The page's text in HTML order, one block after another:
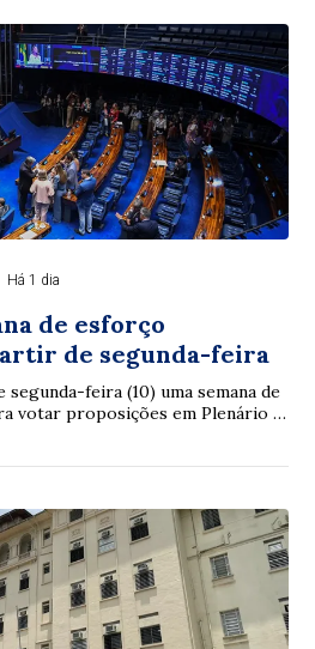
Há 1 dia
de esforço
de segunda-feira
feira (10) uma semana de
votar proposições em Plenário e